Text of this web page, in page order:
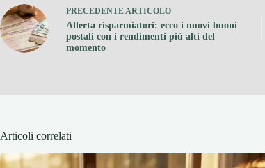
PRECEDENTEARTICOLO
Allerta risparmiatori: ecco i nuovi buoni
postali con i rendimenti più alti del
momento
Articoli correlati